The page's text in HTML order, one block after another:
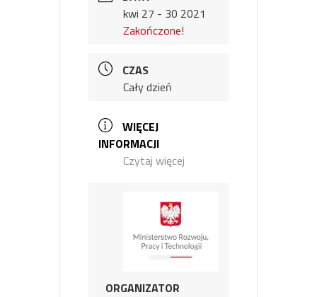
kwi 27 - 30 2021
Zakończone!
CZAS
Cały dzień
WIĘCEJ
INFORMACJI
Czytaj więcej
ORGANIZATOR